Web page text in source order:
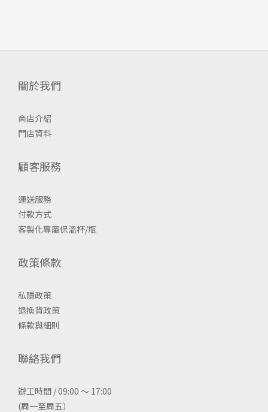
關於我們
商店介紹
門店資料
顧客服務
運送服務
付款方式
客製化專屬保溫杯/瓶
政策條款
私隱政策
退換貨政策
條款與細則
聯絡我們
辦工時間 / 09:00 ～ 17:00
(周一至周五）